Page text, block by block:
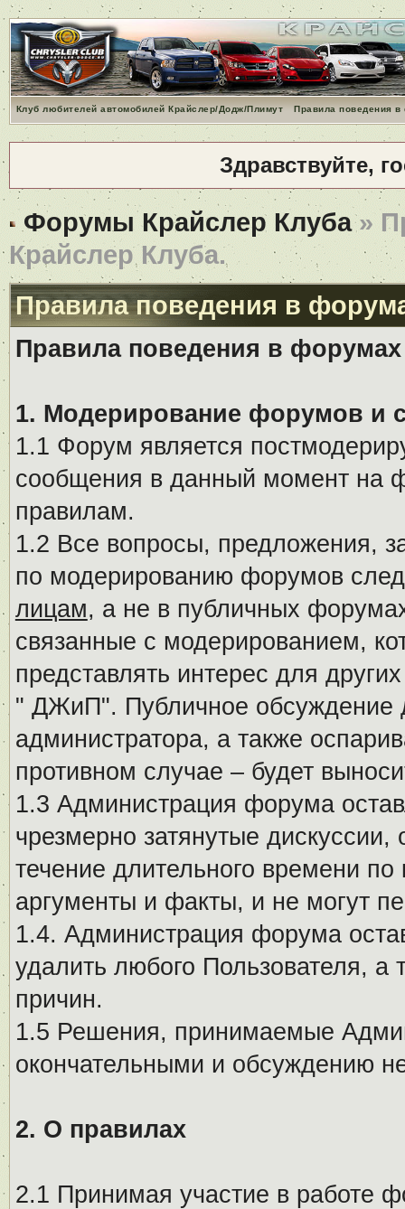
Клуб любителей автомобилей Крайслер/Додж/Плимут Правила поведения
Здравствуйте,
Форумы Крайслер Клуба»
Крайслер Клуба.
Правила поведения в
Правила поведения в
1. Модерирование форумов и
1.1 Форум является
сообщения в данный момент на
правилам.
1.2 Все вопросы, предложения,
по модерированию форумов
лицам, а не в публичных
связанные с модерированием,
представлять интерес для
" ДЖиП". Публичное обсуждение
администратора, а также
противном случае – будет
1.3 Администрация форума
чрезмерно затянутые
течение длительного времени
аргументы и факты, и не могут
1.4. Администрация форума
удалить любого Пользователя, а
причин.
1.5 Решения, принимаемые
окончательными и обсуждению
2. О правилах
2.1 Принимая участие в работе